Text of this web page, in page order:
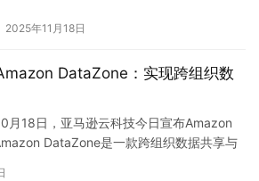
2025年11月18日
DataZone：实现跨组织数
月18日，亚马逊云科技今日宣布Amazon
DataZone是一款跨组织数据共享与